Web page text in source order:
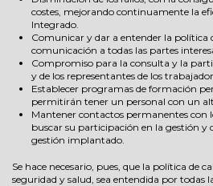
costes, mejorando continuamente la
Integrado.
Comunicar y dar a entender la política
comunicación a todas las partes
Compromiso para la consulta y la
y de los representantes de los
Establecer programas de formación
permitirán tener un personal con un
Mantener contactos permanentes con
buscar su participación en la gestión y
gestión implantado.
Se hace necesario, pues, que la política de
seguridad y salud, sea entendida por todas